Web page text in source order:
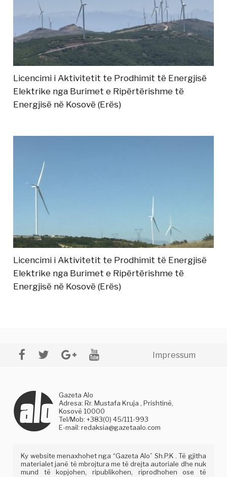
Licencimi i Aktivitetit te Prodhimit të Energjisë
Elektrike nga Burimet e Ripërtërishme të
Energjisë në Kosovë (Erës)
Licencimi i Aktivitetit te Prodhimit të Energjisë
Elektrike nga Burimet e Ripërtërishme të
Energjisë në Kosovë (Erës)
Impressum
Gazeta Alo
Adresa: Rr. Mustafa Kruja , Prishtinë,
Kosovë 10000
Tel/Mob: +383(0) 45/111-993
E-mail:redaksia@gazetaalo.com
Ky website menaxhohet nga “Gazeta Alo” Sh.P.K . Të gjitha
materialet janë të mbrojtura me të drejta autoriale dhe nuk
mund të kopjohen, ripublikohen, riprodhohen ose të